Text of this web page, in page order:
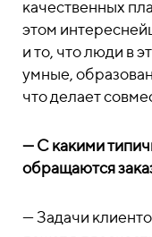
качественных
этом
и то, что люди в
умные,
что делает
— С какими
обращаются
— Задачи